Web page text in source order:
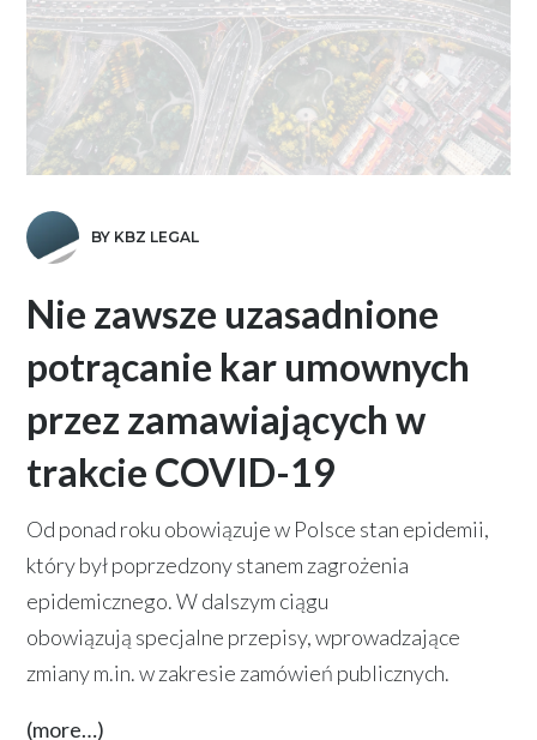
BY KBZ LEGAL
Nie zawsze uzasadnione
potrącanie kar umownych
przez zamawiających w
trakcie COVID-19
Od ponad roku obowiązuje w Polsce stan epidemii,
który był poprzedzony stanem zagrożenia
epidemicznego. W dalszym ciągu
obowiązują specjalne przepisy, wprowadzające
zmiany m.in. w zakresie zamówień publicznych.
(more…)